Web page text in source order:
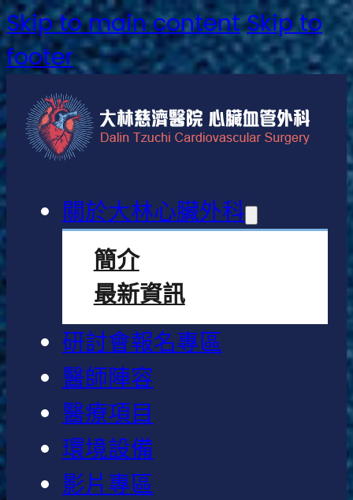
Skip to main content Skip to
footer
關於大林心臟外科
簡介
最新資訊
研討會報名專區
醫師陣容
醫療項目
環境設備
影片專區